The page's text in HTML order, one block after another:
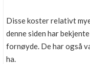
Disse koster relativt
denne siden har
fornøyde. De har også
ha.